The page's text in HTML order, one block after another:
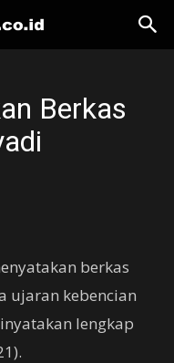
Berkas
berkas
ujaran kebencian
lengkap